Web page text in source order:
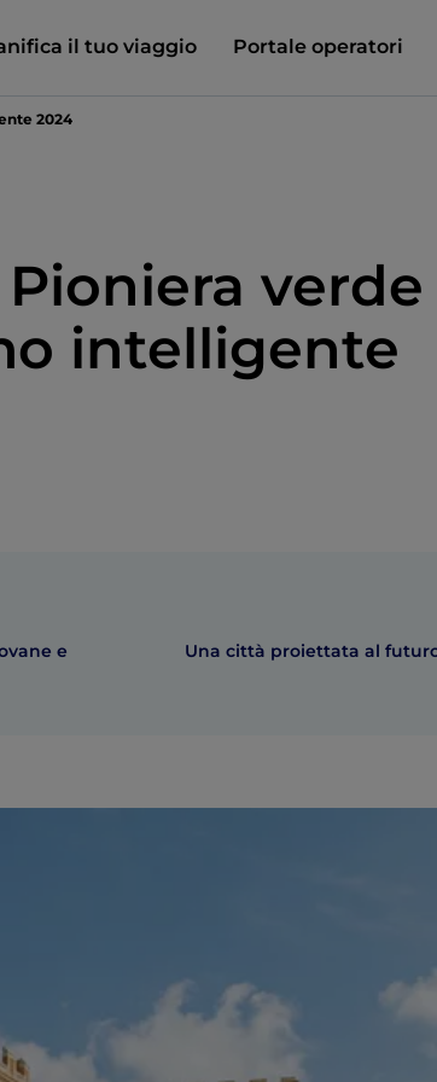
il tuo viaggio Portale operatori
2024
verde
intelligente
e
Una città proiettata al